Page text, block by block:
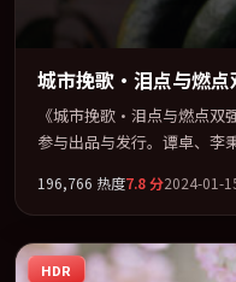
城市挽歌·泪点与燃点
《城市挽歌·泪点与燃点
参与出品与发行。谭卓、李
全片以「传记」类型为骨架
于 2024-05-07 在内地院线
中口碑稳健，适合喜欢强情
196,766 热度7.8分2024-01-
HDR